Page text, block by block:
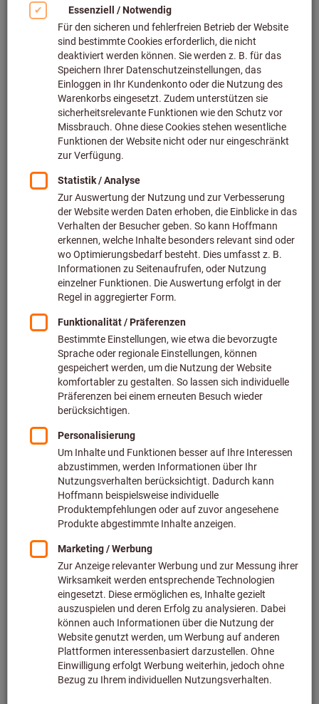
Neuer Blätterkatalog 2026/2027
Entdecken Sie unser komplettes Produktsortiment sowie alle
Neuheiten 2026 imeShopund im aktuellenKatalog 57
digital und jederzeit verfügbar.
Ihre Vorteile auf einen Blick
Alle Neuheiten schnell finden:
rechts oben auf„NEW“und entdecken Sie alle
Produktneuheiten 2026.
Schnell zum gewünschten Artikel:Finden Sie
Produkte und Neuheiten komfortabel über die
Suchfunktion.
Persönlich arbeiten:
speichern Sie Notizen dauerhaft direkt im Katalog.
Direkt bestellen:
Wechseln Sie mit einem Klick in den
eShop, prüfen Sie aktuelle Preise und Verfügbarkeiten
und bestellen Sie sofort.
Immer dabei:Mit der kostenlosenBlätterkatalog-App
haben Sie Ihren Katalog jederzeit griffbereit – auch
offline.